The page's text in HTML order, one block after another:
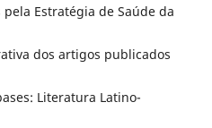
Estratégia de Saúde da
dos artigos publicados
Literatura Latino-